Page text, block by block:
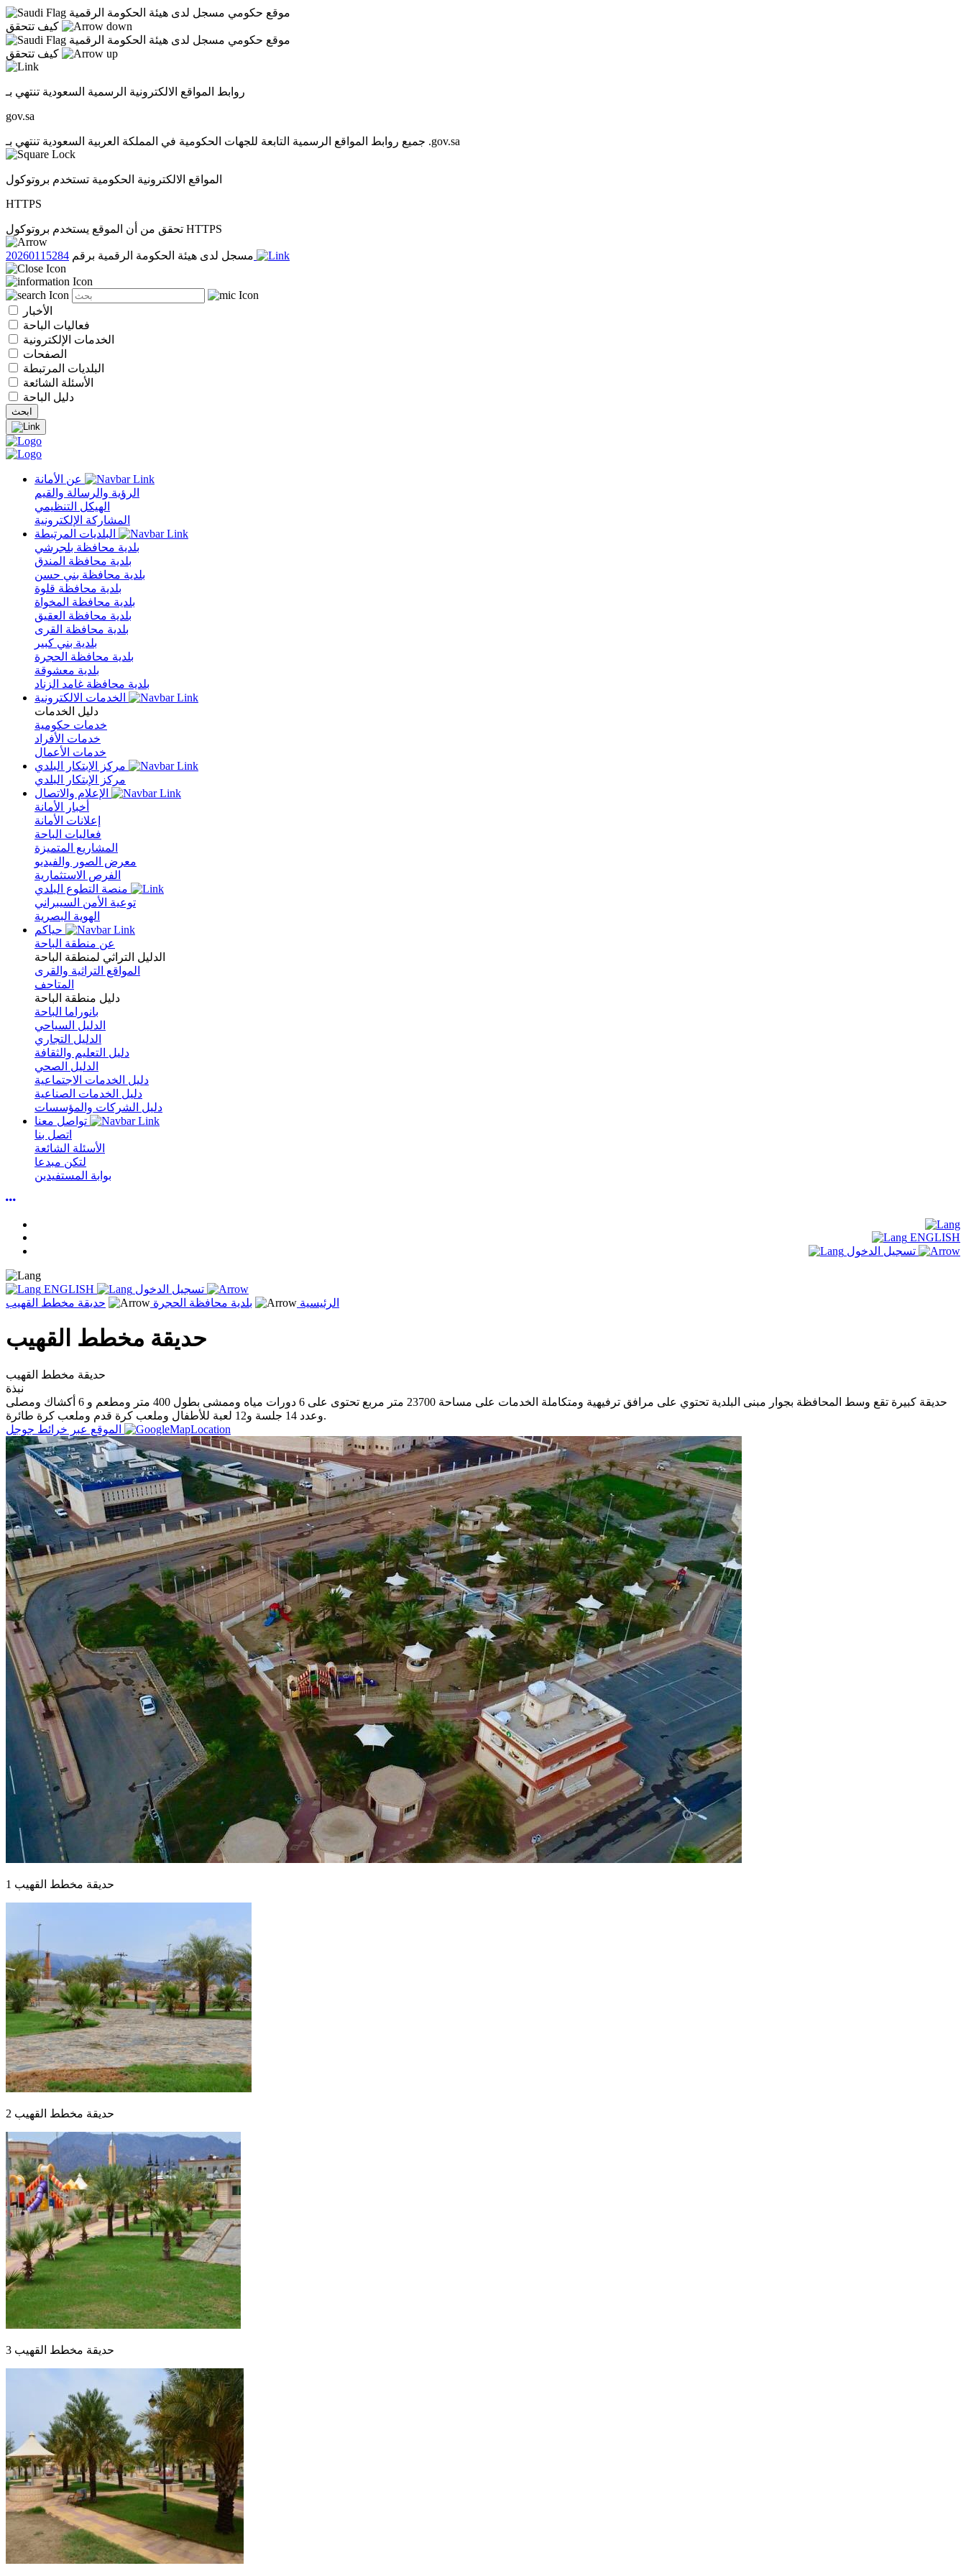
موقع حكومي مسجل لدى هيئة الحكومة الرقمية
موقع حكومي مسجل لدى هيئة الحكومة الرقمية
روابط المواقع الالكترونية الرسمية السعودية تنتهي بـ
gov.sa
جميع روابط المواقع الرسمية التابعة للجهات الحكومية في المملكة العربية السعودية تنتهي بـ .gov.sa
المواقع الالكترونية الحكومية تستخدم بروتوكول
HTTPS
تحقق من أن الموقع يستخدم بروتوكول HTTPS
مسجل لدى هيئة الحكومة الرقمية برقم
الأخبار
فعاليات الباحة
الخدمات الإلكترونية
الصفحات
البلديات المرتبطة
الأسئلة الشائعة
دليل الباحة
الرؤية والرسالة والقيم
الهيكل التنظيمي
المشاركة الإلكترونية
بلدية محافظة بلجرشي
بلدية محافظة المندق
بلدية محافظة بني حسن
بلدية محافظة قلوة
بلدية محافظة المخواة
بلدية محافظة العقيق
بلدية محافظة القرى
بلدية بني كبير
بلدية محافظة الحجرة
بلدية معشوقة
بلدية محافظة غامد الزناد
دليل الخدمات
خدمات حكومية
خدمات الأفراد
خدمات الأعمال
مركز الإبتكار البلدي
أخبار الأمانة
إعلانات الأمانة
فعاليات الباحة
المشاريع المتميزة
معرض الصور والفيديو
الفرص الاستثمارية
منصة التطوع البلدي
توعية الأمن السيبراني
الهوية البصرية
عن منطقة الباحة
الدليل التراثي لمنطقة الباحة
المواقع التراثية والقرى
المتاحف
دليل منطقة الباحة
بانوراما الباحة
الدليل السياحي
الدليل التجاري
دليل التعليم والثقافة
الدليل الصحي
دليل الخدمات الاجتماعية
دليل الخدمات الصناعية
دليل الشركات والمؤسسات
اتصل بنا
الأسئلة الشائعة
لتكن مبدعا
بوابة المستفيدين
ENGLISH
تسجيل الدخول
ENGLISH
تسجيل الدخول
الرئيسية
بلدية محافظة الحجرة حديقة مخطط القهيب
حديقة مخطط القهيب
حديقة مخطط القهيب
نبذة
حديقة كبيرة تقع وسط المحافظة بجوار مبنى البلدية تحتوي على مرافق ترفيهية ومتكاملة الخدمات على مساحة 23700 متر مربع تحتوى على 6 دورات مياه وممشى بطول 400 متر ومطعم و 6 أكشاك ومصلى
وعدد 14 جلسة و12 لعبة للأطفال وملعب كرة قدم وملعب كرة طائرة.
الموقع عبر خرائط جوجل
حديقة مخطط القهيب 1
حديقة مخطط القهيب 2
حديقة مخطط القهيب 3